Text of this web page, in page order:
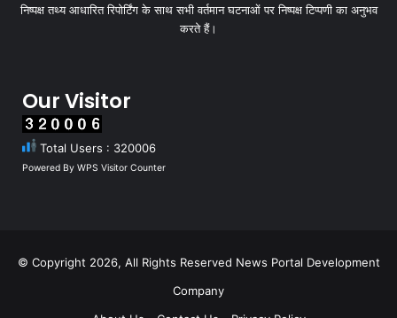
निष्पक्ष तथ्य आधारित रिपोर्टिंग के साथ सभी वर्तमान घटनाओं पर निष्पक्ष टिप्पणी का अनुभव
करते हैं।
Our Visitor
Total Users : 320006
Powered By WPS Visitor Counter
© Copyright 2026, All Rights Reserved News Portal Development
Company